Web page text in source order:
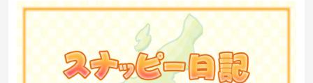
アナウンサー
イベント